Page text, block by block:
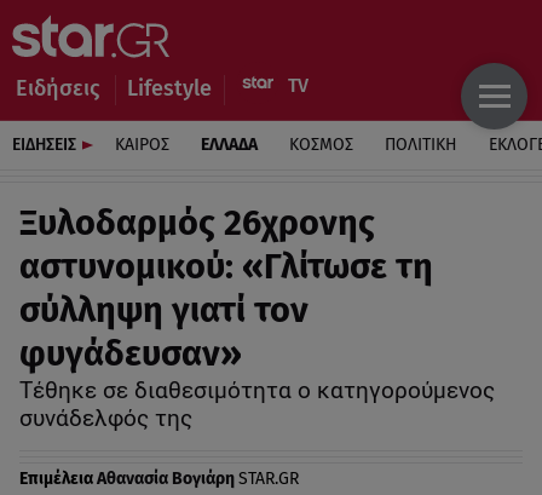
Ειδήσεις Lifestyle
ΕΙΔΗΣΕΙΣ ΚΑΙΡΟΣ ΕΛΛΑΔΑ ΚΟΣΜΟΣ ΠΟΛΙΤΙΚΗ
Ξυλοδαρμός 26χρονης
αστυνομικού: «Γλίτωσε τη
σύλληψη γιατί τον
φυγάδευσαν»
Τέθηκε σε διαθεσιμότητα ο κατηγορούμενος
συνάδελφός της
ΕπιμέλειαΑθανασία ΒογιάρηSTAR.GR